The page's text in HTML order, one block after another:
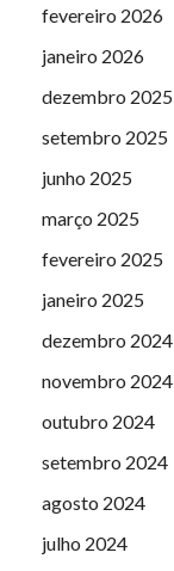
fevereiro 2026
janeiro 2026
dezembro 2025
setembro 2025
junho 2025
março 2025
fevereiro 2025
janeiro 2025
dezembro 2024
novembro 2024
outubro 2024
setembro 2024
agosto 2024
julho 2024